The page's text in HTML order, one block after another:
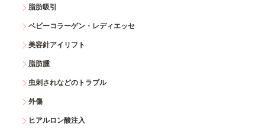
脂肪吸引
ベビーコラーゲン・レディエッセ
美容針アイリフト
脂肪腫
虫刺されなどのトラブル
外傷
ヒアルロン酸注入